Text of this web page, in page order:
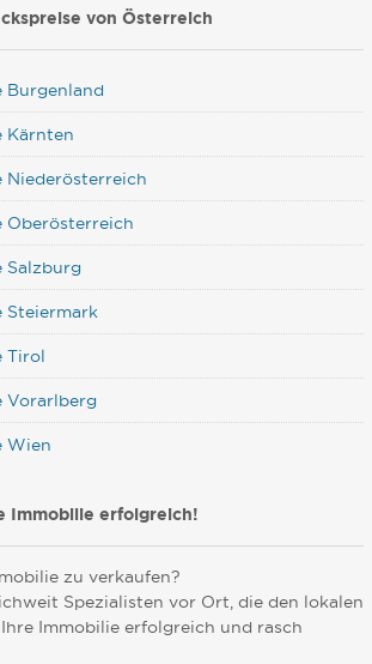
von Österreich
Burgenland
Kärnten
Niederösterreich
Oberösterreich
Salzburg
Steiermark
Tirol
Vorarlberg
Wien
Immobilie erfolgreich!
zu verkaufen?
Spezialisten vor Ort, die den lokalen
Immobilie erfolgreich und rasch